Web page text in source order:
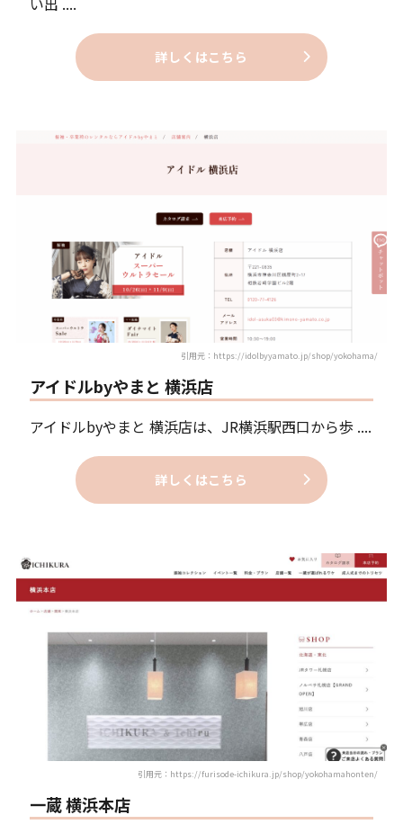
詳しくはこちら
引用元：https://idolbyyamato.jp/shop/yokohama/
アイドルbyやまと 横浜店
アイドルbyやまと 横浜店は、JR横浜駅西口から歩 ....
詳しくはこちら
引用元：https://furisode-ichikura.jp/shop/yokohamahonten/
一蔵 横浜本店